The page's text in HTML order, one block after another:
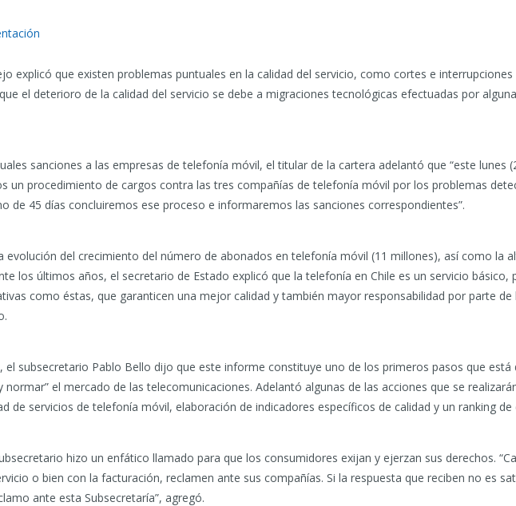
explicó que existen problemas puntuales en la calidad del servicio, como cortes e interrupciones
el deterioro de la calidad del servicio se debe a migraciones tecnológicas efectuadas por
sanciones a las empresas de telefonía móvil, el titular de la cartera adelantó que “este lunes
un procedimiento de cargos contra las tres compañías de telefonía móvil por los problemas
de 45 días concluiremos ese proceso e informaremos las sanciones correspondientes”.
evolución del crecimiento del número de abonados en telefonía móvil (11 millones), así como la
los últimos años, el secretario de Estado explicó que la telefonía en Chile es un servicio
como éstas, que garanticen una mejor calidad y también mayor responsabilidad por parte de
el subsecretario Pablo Bello dijo que este informe constituye uno de los primeros pasos que está
normar” el mercado de las telecomunicaciones. Adelantó algunas de las acciones que se
de servicios de telefonía móvil, elaboración de indicadores específicos de calidad y un ranking de
hizo un enfático llamado para que los consumidores exijan y ejerzan sus derechos.
o bien con la facturación, reclamen ante sus compañías. Si la respuesta que reciben no es
ante esta Subsecretaría”, agregó.